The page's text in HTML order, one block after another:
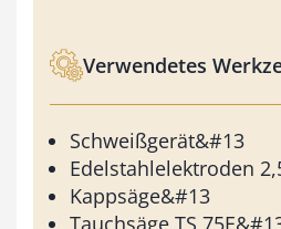
Verwendetes
Schweißgerät&#13
Edelstahlelektroden
Kappsäge&#13